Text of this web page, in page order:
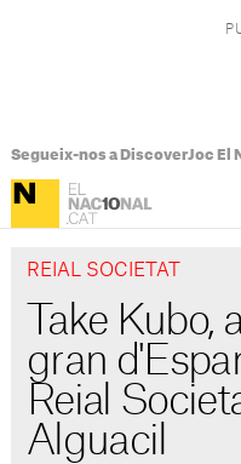
Segueix-nos a DiscoverJoc El
REIAL SOCIETAT
Take Kubo,
gran
Reial
Alguacil